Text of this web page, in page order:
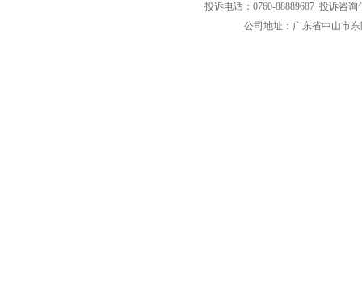
投诉电话：0760-88889687 投诉咨
公司地址：广东省中山市